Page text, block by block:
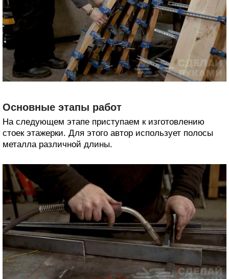
Основные этапы работ
На следующем этапе приступаем к изготовлению
стоек этажерки. Для этого автор использует полосы
металла различной длины.